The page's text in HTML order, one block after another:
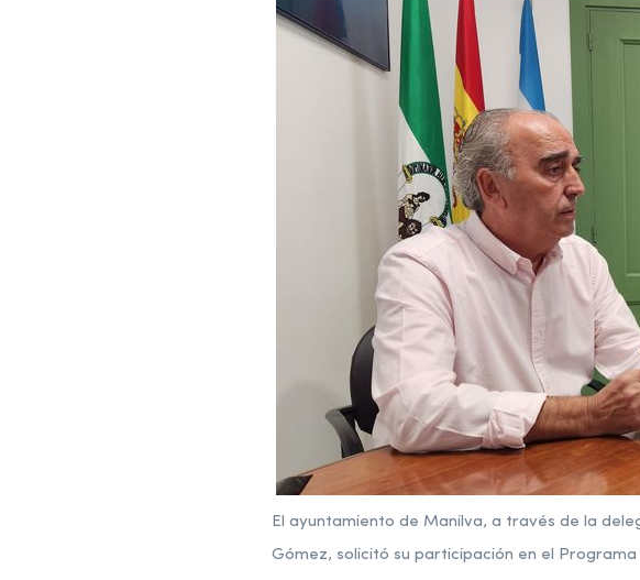
El ayuntamiento de Manilva, a través de la
Gómez, solicitó su participación en el